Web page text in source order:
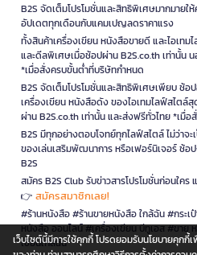
B2S จัดเต็มโปรโมชั่นและสิทธิพิเศษมากมาย
อัปเดตทุกเดือนกับแคมเปญลดราคาแรง
ทั้งสินค้าเครื่องเขียน หนังสือขายดี และไอเท
และดีลพิเศษเมื่อช้อปผ่าน B2S.co.th เท่านั้น
*เมื่อสั่งครบขั้นต่ำที่บริษัทกำหนด
B2S จัดเต็มโปรโมชั่นและสิทธิพิเศษเพียบ ช้อ
เครื่องเขียน หนังสือดัง ของไอเทมไลฟ์สไต
ผ่าน B2S.co.th เท่านั้น และส่งฟรีทั่วไทย *เมื่
B2S มีทุกอย่างตอบโจทย์ทุกไลฟ์สไตล์ ไม่ว่าจ
ของเล่นเสริมพัฒนาการ หรือเฟอร์นิเจอร์ ช้อ
B2S
สมัคร B2S Club รับข่าวสารโปรโมชั่นก่อนใค
👉 สมัครสมาชิกเลย!
#ร้านหนังสือ #ร้านขายหนังสือ ใกล้ฉัน #กระเ
หนังสือ ออนไลน์ #เครื่องเขียน บีทูเอส #ขาย
เขียนใกล้ฉัน
เว็บไซต์นี้มีการใช้คุกกี้ โปรดยอมรับนโยบายคุก